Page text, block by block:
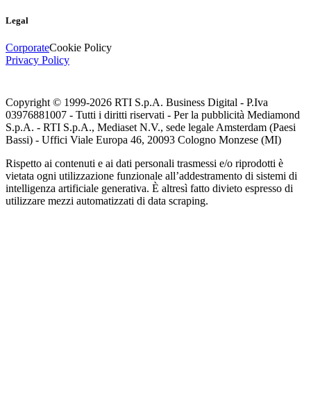
Legal
CorporateCookie Policy
Privacy Policy
Copyright © 1999-2026 RTI S.p.A. Business Digital - P.Iva
03976881007 - Tutti i diritti riservati - Per la pubblicità Mediamond
S.p.A. - RTI S.p.A., Mediaset N.V., sede legale Amsterdam (Paesi
Bassi) - Uffici Viale Europa 46, 20093 Cologno Monzese (MI)
Rispetto ai contenuti e ai dati personali trasmessi e/o riprodotti è
vietata ogni utilizzazione funzionale all’addestramento di sistemi di
intelligenza artificiale generativa. È altresì fatto divieto espresso di
utilizzare mezzi automatizzati di data scraping.